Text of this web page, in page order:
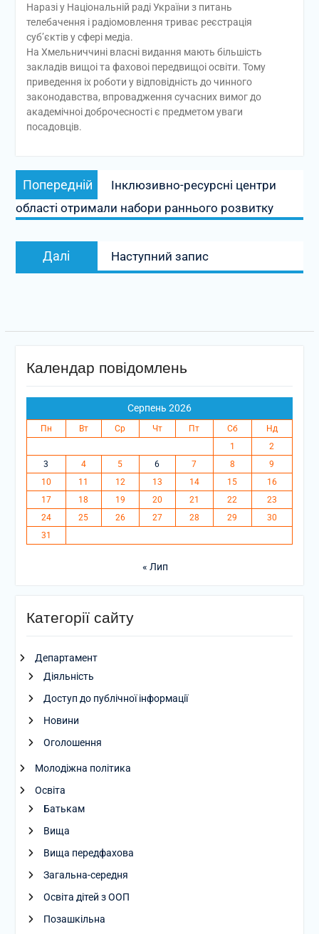
Наразі у Національній раді України з питань
телебачення і радіомовлення триває реєстрація
суб’єктів у сфері медіа.
На Хмельниччині власні видання мають більшість
закладів вищоі та фаховоі передвищоі освіти. Тому
приведення іх роботи у відповідність до чинного
законодавства, впровадження сучасних вимог до
академічноі доброчесності є предметом уваги
посадовців.
Навігація
записів
Попередній
запис:
Інклюзивно-ресурсні центри
області отримали набори раннього розвитку
Далі
запис:
Наступний запис
Календар повідомлень
Серпень 2026
Пн Вт Ср Чт Пт Сб
Нд
1
2
3
4 5 6 7 8
9
10
11 12 13 14 15
16
17
18 19 20 21 22
23
24
25 26 27 28 29
30
31
« Лип
Категорії сайту
Департамент
Діяльність
Доступ до публічної інформації
Новини
Оголошення
Молодіжна політика
Освіта
Батькам
Вища
Вища передфахова
Загальна-середня
Освіта дітей з ООП
Позашкільна